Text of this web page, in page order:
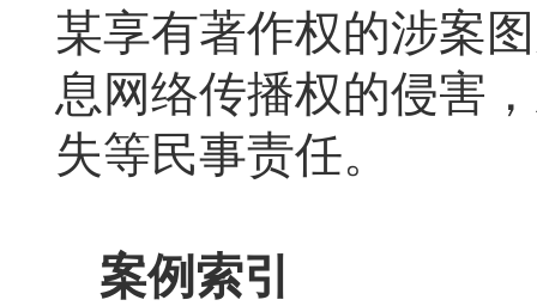
某享有著作权的涉案
息网络传播权的侵害
失等民事责任。
案例索引